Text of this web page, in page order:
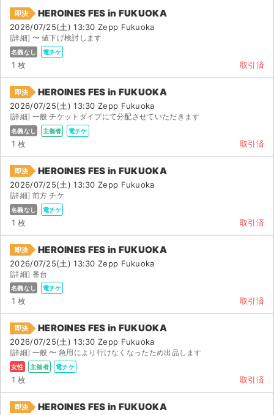
即決 HEROINES FES in FUKUOKA
2026/07/25(土) 13:30 Zepp Fukuoka
[詳細] 〜 値下げ検討します
名義なし 電チケ
1 枚 取引済
即決 HEROINES FES in FUKUOKA
2026/07/25(土) 13:30 Zepp Fukuoka
[詳細] 一般 チケットダイブにて分配させていただきます
名義なし 主催者 電チケ
1 枚 取引済
即決 HEROINES FES in FUKUOKA
2026/07/25(土) 13:30 Zepp Fukuoka
[詳細] 前方 チケ
名義なし 電チケ
1 枚 取引済
即決 HEROINES FES in FUKUOKA
2026/07/25(土) 13:30 Zepp Fukuoka
[詳細] 番台
名義なし 電チケ
1 枚 取引済
即決 HEROINES FES in FUKUOKA
2026/07/25(土) 13:30 Zepp Fukuoka
[詳細] 一般 〜 急用により行けなくなったため出品します
女性 主催者 電チケ
1 枚 取引済
即決 HEROINES FES in FUKUOKA